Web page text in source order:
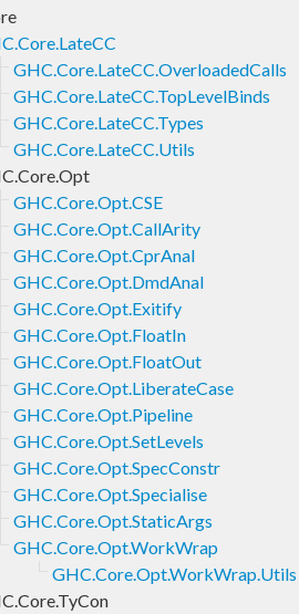
GHC.Core.LateCC.OverloadedCalls
GHC.Core.LateCC.TopLevelBinds
GHC.Core.LateCC.Types
GHC.Core.LateCC.Utils
GHC.Core.Opt.CSE
GHC.Core.Opt.CallArity
GHC.Core.Opt.CprAnal
GHC.Core.Opt.DmdAnal
GHC.Core.Opt.Exitify
GHC.Core.Opt.FloatIn
GHC.Core.Opt.FloatOut
GHC.Core.Opt.LiberateCase
GHC.Core.Opt.Pipeline
GHC.Core.Opt.SetLevels
GHC.Core.Opt.SpecConstr
GHC.Core.Opt.Specialise
GHC.Core.Opt.StaticArgs
GHC.Core.Opt.WorkWrap
GHC.Core.Opt.WorkWrap.Utils